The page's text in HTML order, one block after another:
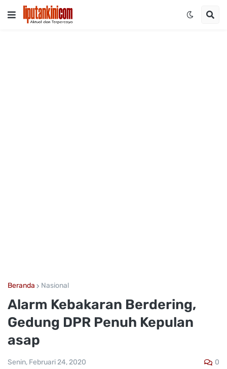
Beranda Nasional
Alarm Kebakaran Berdering,
Gedung DPR Penuh Kepulan
asap
Senin, Februari 24, 2020 0